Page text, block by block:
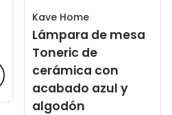
Kave Home
Lámpara de mesa
Toneric de
cerámica con
acabado azul y
algodón